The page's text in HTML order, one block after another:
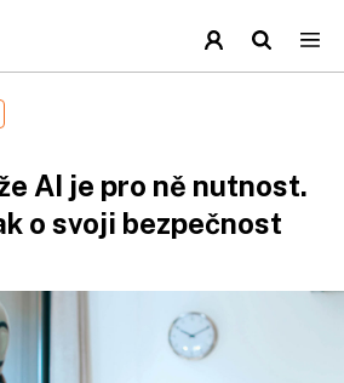
AI je pro ně nutnost.
o svoji bezpečnost